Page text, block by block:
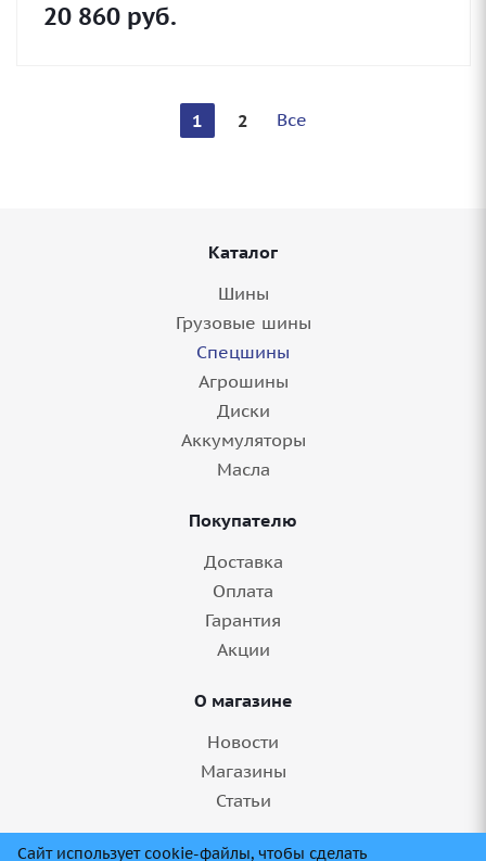
20 860 руб.
1 2 Все
Каталог
Шины
Грузовые шины
Спецшины
Агрошины
Диски
Аккумуляторы
Масла
Покупателю
Доставка
Оплата
Гарантия
Акции
О магазине
Новости
Магазины
Статьи
8 (845) 275-99-11
Сайт использует cookie-файлы, чтобы сделать